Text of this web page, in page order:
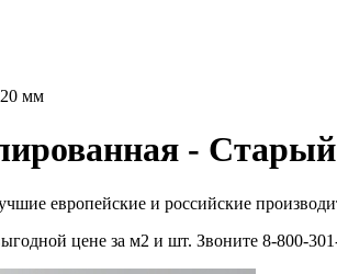
мм
-
европейские и российские
цене за м2 и шт. Звоните 8-800-